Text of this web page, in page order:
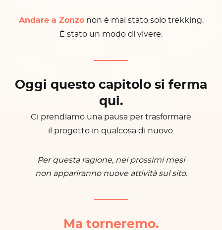
Andare a Zonzonon è mai stato solo trekking.
È stato un modo di vivere.
Oggi questo capitolo si ferma
qui.
Ci prendiamo una pausa per trasformare
il progetto in qualcosa di nuovo.
Per questa ragione, nei prossimi mesi
non appariranno nuove attività sul sito.
Ma torneremo.